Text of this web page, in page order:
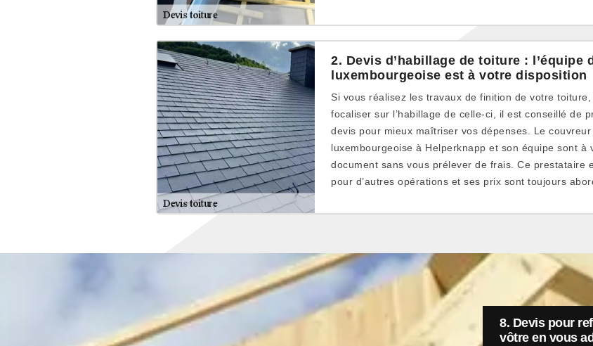
2. Devis d’habillage de toiture : l’équipe
luxembourgeoise est à votre disposition
Si vous réalisez les travaux de finition de votre
focaliser sur l’habillage de celle-ci, il est conseillé de
devis pour mieux maîtriser vos dépenses. Le
luxembourgeoise à Helperknapp et son équipe sont
document sans vous prélever de frais. Ce prestataire
pour d’autres opérations et ses prix sont toujours
8. Devis pour
vôtre en vous